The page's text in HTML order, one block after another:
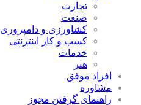
تجارت
صنعت
كشاورزی و دامپروری
كسب و كار اينترنتی
خدمات
هنر
افراد موفق
مشاوره
راهنمای گرفتن مجوز